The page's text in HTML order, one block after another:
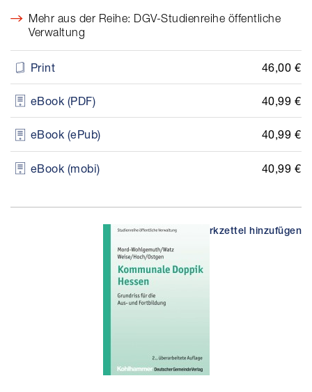
Mehr aus der Reihe: DGV-Studienreihe öffentliche
Verwaltung
Print 46,00 €
eBook (PDF) 40,99 €
eBook (ePub) 40,99 €
eBook (mobi) 40,99 €